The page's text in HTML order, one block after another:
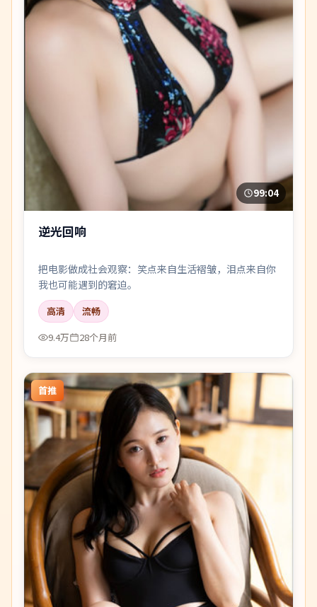
99:04
逆光回响
把电影做成社会观察：笑点来自生活褶皱，泪点来自你
我也可能遇到的窘迫。
高清
流畅
9.4万
28个月前
首推